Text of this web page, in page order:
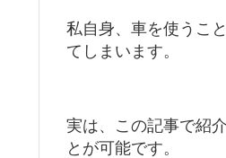
私自身、車を使うこ
てしまいます。
実は、この記事で紹
とが可能です。